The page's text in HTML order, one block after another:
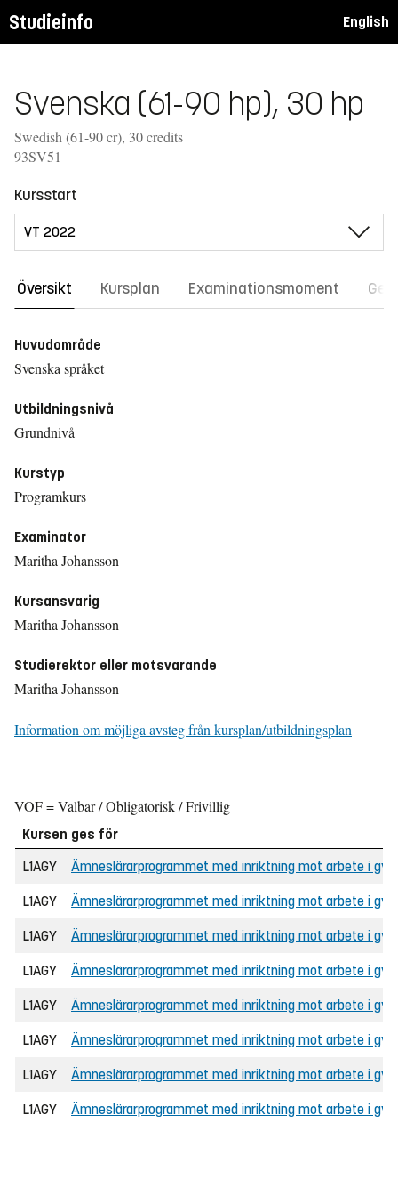
Studieinfo English
Svenska (61-90 hp), 30 hp
Swedish (61-90 cr), 30 credits
93SV51
Kursstart
Översikt Kursplan Examinationsmoment
Huvudområde
Svenska språket
Utbildningsnivå
Grundnivå
Kurstyp
Programkurs
Examinator
Maritha Johansson
Kursansvarig
Maritha Johansson
Studierektor eller motsvarande
Maritha Johansson
Information om möjliga avsteg från kursplan/utbildningsplan
VOF = Valbar / Obligatorisk / Frivillig
Kursen ges för
L1AGY
Ämneslärarprogrammet med inriktning mot arbete i
L1AGY Ämneslärarprogrammet med inriktning mot arbete i
L1AGY Ämneslärarprogrammet med inriktning mot arbete i
L1AGY Ämneslärarprogrammet med inriktning mot arbete i
L1AGY Ämneslärarprogrammet med inriktning mot arbete i
L1AGY Ämneslärarprogrammet med inriktning mot arbete i
L1AGY Ämneslärarprogrammet med inriktning mot arbete i
L1AGY Ämneslärarprogrammet med inriktning mot arbete i